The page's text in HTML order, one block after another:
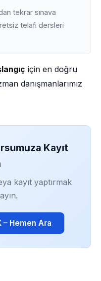
tekrar sınava
telafi dersleri
için en doğru
danışmanlarımız
Kayıt
kayıt yaptırmak
– Hemen Ara